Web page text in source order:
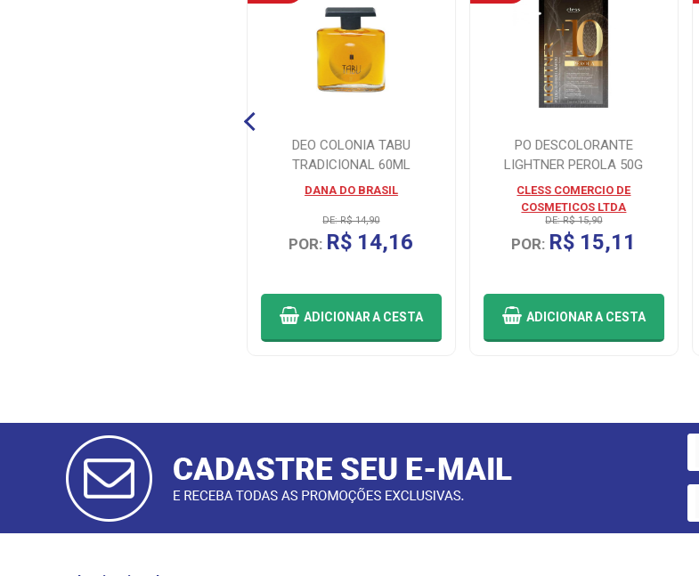
DEO COLONIA TABU
TRADICIONAL 60ML
DANA DO BRASIL
DE: R$ 14,90
POR: R$ 14,16
ADICIONARA CESTA
PO DESCOLORANTE
LIGHTNER PEROLA 50G
CLESS COMERCIO DE
COSMETICOS LTDA
DE: R$ 15,90
POR: R$ 15,11
ADICIONARA CESTA
CADASTRAR
E-MAIL